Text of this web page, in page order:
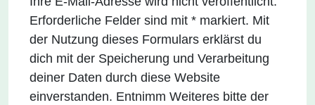
Erforderliche Felder sind mit * markiert. Mit
der Nutzung dieses Formulars erklärst du
dich mit der Speicherung und Verarbeitung
deiner Daten durch diese Website
einverstanden. Entnimm Weiteres bitte der